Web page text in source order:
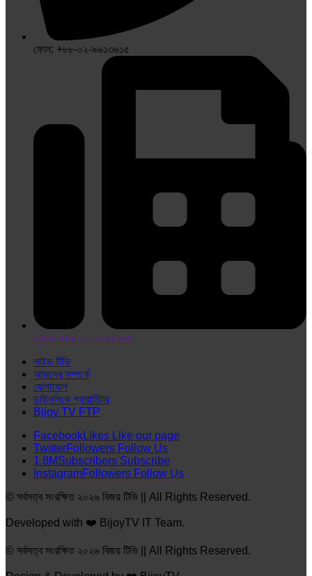
ফোন: +৮৮-০২-৯৬১৩৬১৫
ফ্যাক্সঃ +৮৮-০২-৯৬৬৪৯৮৪
লাইভ টিভি
আমাদের সম্পর্কে
যোগাযোগ
ডাউনলিংক প্যারামিটার
Bijoy TV FTP
FacebookLikes Like our page
TwitterFollowers Follow Us
1.8MSubscribers Subscribe
InstagramFollowers Follow Us
© সর্বসত্ব সংরক্ষিত ২০২৬ বিজয় টিভি || All Rights Reserved.
Developed with ❤️ BijoyTV IT Team.
© সর্বসত্ব সংরক্ষিত ২০২৬ বিজয় টিভি || All Rights Reserved.